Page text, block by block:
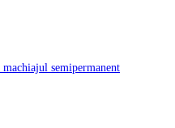
semipermanent